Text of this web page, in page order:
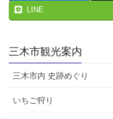
LINE
三木市観光案内
三木市内 史跡めぐり
いちご狩り